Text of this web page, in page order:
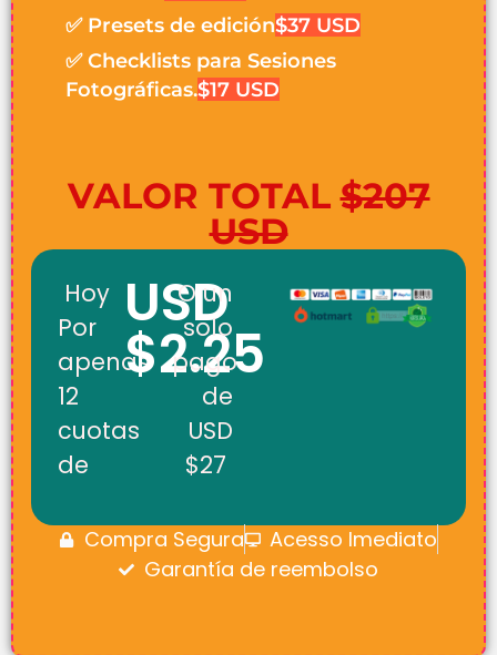
✅ Presets de edición$37 USD
✅ Checklists para Sesiones
Fotográficas.$17 USD
VALOR TOTAL$207
USD
Hoy
Por
apenas
12
cuotas
de
USD
$2.25
O un
solo
pago
de
USD
$27
Compra Segura
Acesso Imediato
Garantía de reembolso